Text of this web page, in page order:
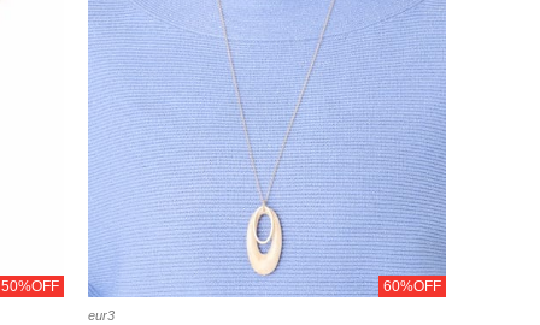
50%OFF 60%OFF
eur3